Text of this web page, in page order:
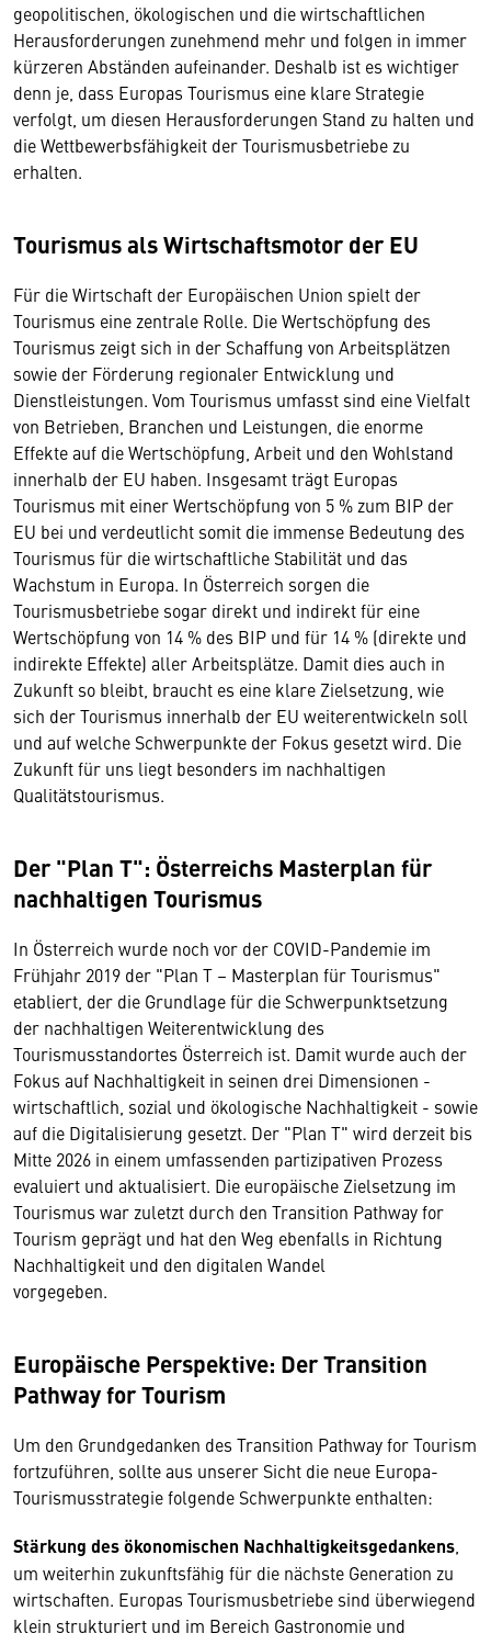
geopolitischen, ökologischen und die wirtschaftlichen
Herausforderungen zunehmend mehr und folgen in immer
kürzeren Abständen aufeinander. Deshalb ist es wichtiger
denn je, dass Europas Tourismus eine klare Strategie
verfolgt, um diesen Herausforderungen Stand zu halten und
die Wettbewerbsfähigkeit der Tourismusbetriebe zu
erhalten.
Tourismus als Wirtschaftsmotor der EU
Für die Wirtschaft der Europäischen Union spielt der
Tourismus eine zentrale Rolle. Die Wertschöpfung des
Tourismus zeigt sich in der Schaffung von Arbeitsplätzen
sowie der Förderung regionaler Entwicklung und
Dienstleistungen. Vom Tourismus umfasst sind eine Vielfalt
von Betrieben, Branchen und Leistungen, die enorme
Effekte auf die Wertschöpfung, Arbeit und den Wohlstand
innerhalb der EU haben. Insgesamt trägt Europas
Tourismus mit einer Wertschöpfung von 5 % zum BIP der
EU bei und verdeutlicht somit die immense Bedeutung des
Tourismus für die wirtschaftliche Stabilität und das
Wachstum in Europa. In Österreich sorgen die
Tourismusbetriebe sogar direkt und indirekt für eine
Wertschöpfung von 14 % des BIP und für 14 % (direkte und
indirekte Effekte) aller Arbeitsplätze. Damit dies auch in
Zukunft so bleibt, braucht es eine klare Zielsetzung, wie
sich der Tourismus innerhalb der EU weiterentwickeln soll
und auf welche Schwerpunkte der Fokus gesetzt wird. Die
Zukunft für uns liegt besonders im nachhaltigen
Qualitätstourismus.
Der "Plan T": Österreichs Masterplan für
nachhaltigen Tourismus
In Österreich wurde noch vor der COVID-Pandemie im
Frühjahr 2019 der "Plan T – Masterplan für Tourismus"
etabliert, der die Grundlage für die Schwerpunktsetzung
der nachhaltigen Weiterentwicklung des
Tourismusstandortes Österreich ist. Damit wurde auch der
Fokus auf Nachhaltigkeit in seinen drei Dimensionen -
wirtschaftlich, sozial und ökologische Nachhaltigkeit - sowie
auf die Digitalisierung gesetzt. Der "Plan T" wird derzeit bis
Mitte 2026 in einem umfassenden partizipativen Prozess
evaluiert und aktualisiert. Die europäische Zielsetzung im
Tourismus war zuletzt durch den Transition Pathway for
Tourism geprägt und hat den Weg ebenfalls in Richtung
Nachhaltigkeit und den digitalen Wandel
vorgegeben.
Europäische Perspektive: Der Transition
Pathway for Tourism
Um den Grundgedanken des Transition Pathway for Tourism
fortzuführen, sollte aus unserer Sicht die neue Europa-
Tourismusstrategie folgende Schwerpunkte enthalten:
Stärkung des ökonomischen Nachhaltigkeitsgedankens
um weiterhin zukunftsfähig für die nächste Generation zu
wirtschaften. Europas Tourismusbetriebe sind überwiegend
klein strukturiert und im Bereich Gastronomie und